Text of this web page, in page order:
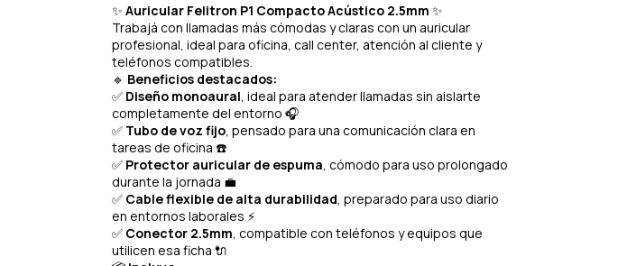
✨ Auricular Felitron P1 Compacto Acústico 2.5mm ✨
Trabajá con llamadas más cómodas y claras con un auricular
profesional, ideal para oficina, call center, atención al cliente y
teléfonos compatibles.
🔹 Beneficios destacados:
✅ Diseño monoaural, ideal para atender llamadas sin aislarte
completamente del entorno 🎧
✅ Tubo de voz fijo, pensado para una comunicación clara en
tareas de oficina ☎️
✅ Protector auricular de espuma, cómodo para uso prolongado
durante la jornada 💼
✅ Cable flexible de alta durabilidad, preparado para uso diario
en entornos laborales ⚡
✅ Conector 2.5mm, compatible con teléfonos y equipos que
utilicen esa ficha 🔌